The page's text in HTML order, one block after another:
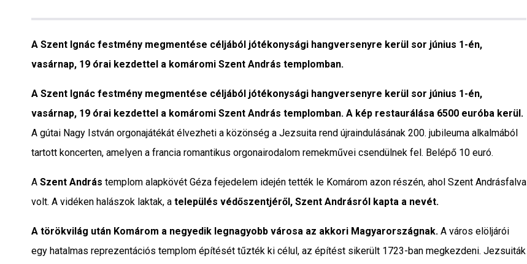
Gyereksarok
PR
Kapcsolat
A Szent Ignác festmény megmentése céljából jótékonysági hangversenyre kerül sor június 1-én,
vasárnap, 19 órai kezdettel a komáromi Szent András templomban.
A Szent Ignác festmény megmentése céljából jótékonysági hangversenyre kerül sor június 1-én,
vasárnap, 19 órai kezdettel a komáromi Szent András templomban. A kép restaurálása 6500 euróba kerül.
A gútai Nagy István orgonajátékát élvezheti a közönség a Jezsuita rend újraindulásának200. jubileuma alkalmából
tartott koncerten, amelyen a francia romantikus orgonairodalom remekművei csendülnek fel. Belépő 10 euró.
ASzent András templom alapkövét Géza fejedelem idején tették le Komárom azon részén, ahol Szent Andrásfalva
volt. A vidéken halászok laktak, atelepülés védőszentjéről, Szent Andrásról kapta a nevét.
A törökvilág után Komárom a negyedik legnagyobb városa az akkori Magyarországnak. A város elöljárói
egy hatalmas reprezentációs templom építését tűzték ki célul, az építést sikerült 1723-ban megkezdeni. Jezsuiták